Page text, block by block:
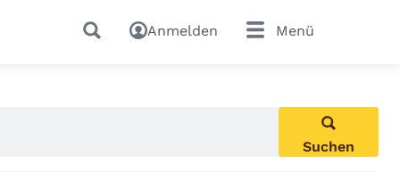
Anmelden Menü
Suchen